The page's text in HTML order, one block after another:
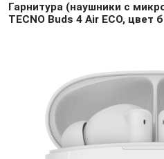
Гарнитура (наушники с
TECNO Buds 4 Air ECO, цвет